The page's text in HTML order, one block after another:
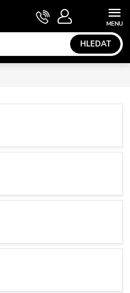
HLEDAT
NÁKUPNÍ
KOŠÍK